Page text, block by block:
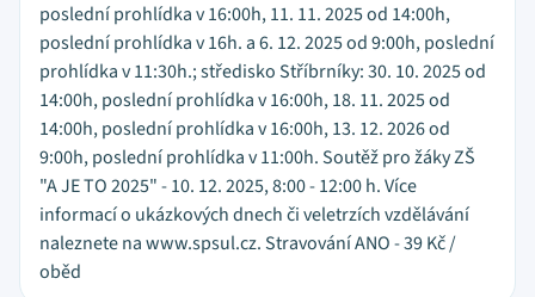
poslední prohlídka v 16:00h, 11. 11. 2025 od 14:00h,
poslední prohlídka v 16h. a 6. 12. 2025 od 9:00h, poslední
prohlídka v 11:30h.; středisko Stříbrníky: 30. 10. 2025 od
14:00h, poslední prohlídka v 16:00h, 18. 11. 2025 od
14:00h, poslední prohlídka v 16:00h, 13. 12. 2026 od
9:00h, poslední prohlídka v 11:00h. Soutěž pro žáky ZŠ
"A JE TO 2025" - 10. 12. 2025, 8:00 - 12:00 h. Více
informací o ukázkových dnech či veletrzích vzdělávání
naleznete na www.spsul.cz. Stravování ANO - 39 Kč /
oběd